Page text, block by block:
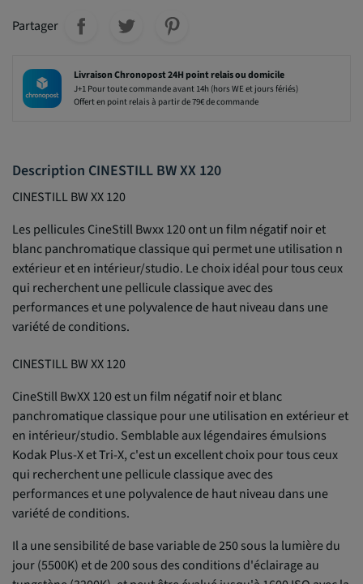
Partager
Livraison Chronopost 24H point relais ou domicile
J+1 Pour toute commande avant 14h (hors WE et jours fériés)
Offert en point relais à partir de 79€ de commande
Description CINESTILL BW XX 120
CINESTILL BW XX 120
Les pellicules CineStill Bwxx 120 ont un film négatif noir et
blanc panchromatique classique qui permet une utilisation n
extérieur et en intérieur/studio. Le choix idéal pour tous ceux
qui recherchent une pellicule classique avec des
performances et une polyvalence de haut niveau dans une
variété de conditions.
CINESTILL BW XX 120
CineStill BwXX 120 est un film négatif noir et blanc
panchromatique classique pour une utilisation en extérieur et
en intérieur/studio. Semblable aux légendaires émulsions
Kodak Plus-X et Tri-X, c'est un excellent choix pour tous ceux
qui recherchent une pellicule classique avec des
performances et une polyvalence de haut niveau dans une
variété de conditions.
Il a une sensibilité de base variable de 250 sous la lumière du
jour (5500K) et de 200 sous des conditions d'éclairage au